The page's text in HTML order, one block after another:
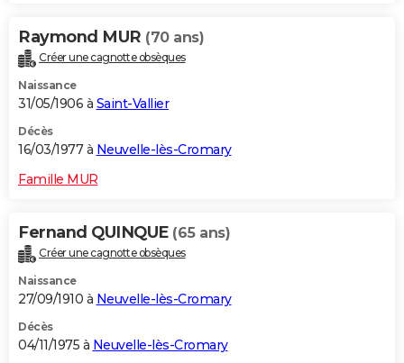
Raymond MUR (70 ans)
Créer une cagnotte obsèques
Naissance
31/05/1906 à Saint-Vallier
Décès
16/03/1977 à Neuvelle-lès-Cromary
Famille MUR
Fernand QUINQUE (65 ans)
Créer une cagnotte obsèques
Naissance
27/09/1910 à Neuvelle-lès-Cromary
Décès
04/11/1975 à Neuvelle-lès-Cromary